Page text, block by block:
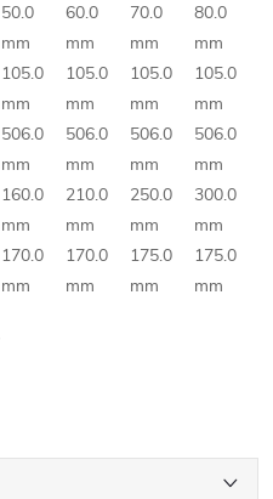
50.0
mm
60.0
mm
70.0
mm
80.0
mm
105.0
mm
105.0
mm
105.0
mm
105.0
mm
506.0
mm
506.0
mm
506.0
mm
506.0
mm
160.0
mm
210.0
mm
250.0
mm
300.0
mm
170.0
mm
170.0
mm
175.0
mm
175.0
mm